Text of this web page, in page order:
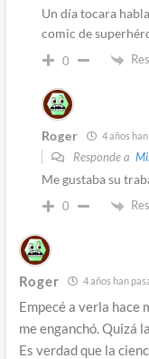
Un día tocara
comic de
0
Roger 4 años
Responde a
Me gustaba su
0
Roger 4 años han
Empecé a verla hace
me enganchó. Quizá
Es verdad que la